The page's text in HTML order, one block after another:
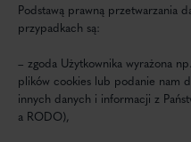
Podstawą prawną przetwarzania
przypadkach są:
– zgoda Użytkownika wyrażona
plików cookies lub podanie nam
innych danych i informacji z
a RODO),